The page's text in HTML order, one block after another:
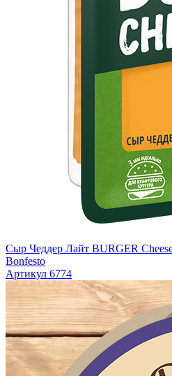
Сыр Чеддер Лайт BURGER
Bonfesto
Артикул 6774